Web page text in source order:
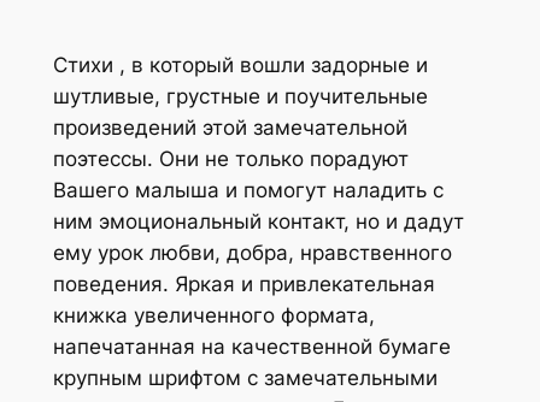
Стихи , в который вошли задорные и
шутливые, грустные и поучительные
произведений этой замечательной
поэтессы. Они не только порадуют
Вашего малыша и помогут наладить с
ним эмоциональный контакт, но и дадут
ему урок любви, добра, нравственного
поведения. Яркая и привлекательная
книжка увеличенного формата,
напечатанная на качественной бумаге
крупным шрифтом с замечательными